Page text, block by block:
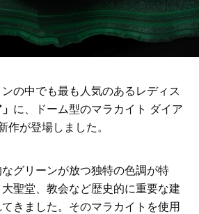
の中でも最も人気のあるレディス
に、ドーム型のマラカイト ダイア
作が登場しました。
グリーンが放つ独特の色調が特
聖堂、教会など歴史的に重要な建
きました。そのマラカイトを使用